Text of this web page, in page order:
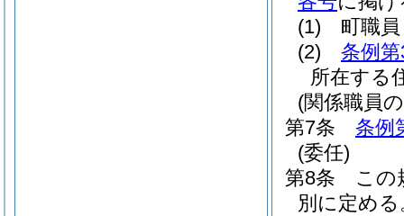
(1)
町職員
(2)
条例
所在する
(関係職員
第7条
条例
(委任)
第8条
この
別に定める